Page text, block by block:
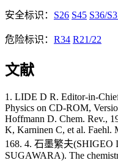
安全标识： S26 S45 S36/
危险标识： R34 R21/22
文献
1. LIDE D R. Editor-in-
Physics on CD-ROM,
Hoffmann D. Chem. Rev.,
K, Karninen C, et al. Faehl.
168. 4. 石墨繁夫
SUGAWARA). The